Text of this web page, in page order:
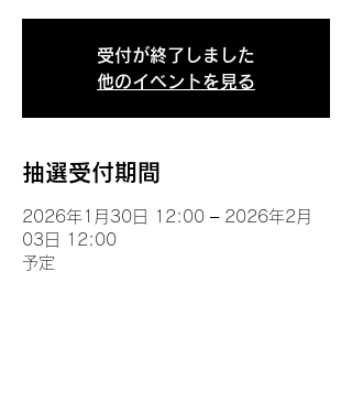
受付が終了しました
他のイベントを見る
抽選受付期間
2026年1月30日 12:00 – 2026年2月
03日 12:00
予定